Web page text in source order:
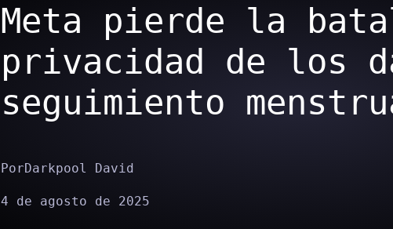
Meta pierde la
privacidad de los
seguimiento
PorDarkpool David
4 de agosto de 2025